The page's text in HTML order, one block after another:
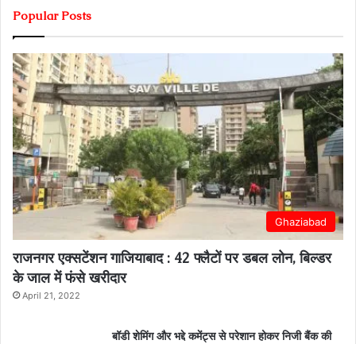
Popular Posts
Ghaziabad
राजनगर एक्सटेंशन गाजियाबाद : 42 फ्लैटों पर डबल लोन, बिल्डर
के जाल में फंसे खरीदार
April 21, 2022
बॉडी शेमिंग और भद्दे कमेंट्स से परेशान होकर निजी बैंक की